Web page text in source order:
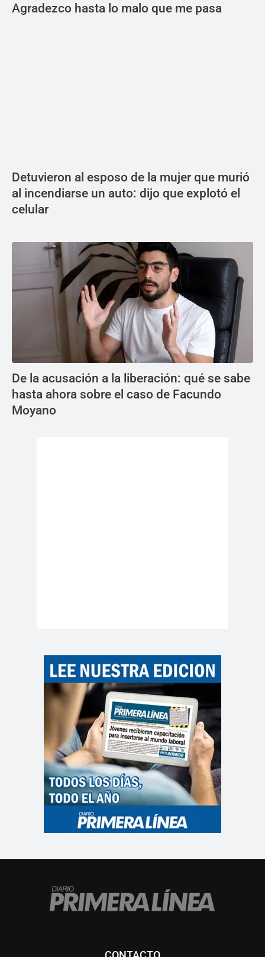
Agradezco hasta lo malo que me pasa
Detuvieron al esposo de la mujer que murió
al incendiarse un auto: dijo que explotó el
celular
De la acusación a la liberación: qué se sabe
hasta ahora sobre el caso de Facundo
Moyano